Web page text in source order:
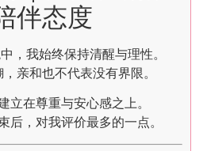
伴态度
，我始终保持清醒与理性。
亲和也不代表没有界限。
立在尊重与安心感之上。
后，对我评价最多的一点。